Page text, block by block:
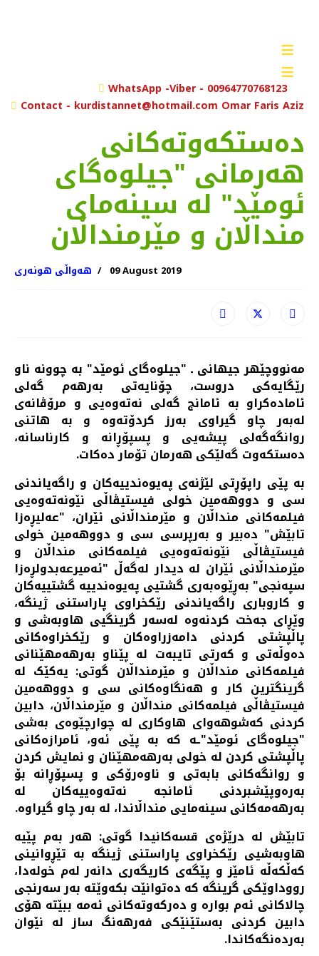
≡
≡
WhatsApp -Viber - 00964770768123
Contact - kurdistannet@hotmail.com Omar Faris Aziz
ده‌ستکه‌وته‌کانی
هه‌رمانی "جیلوه‌گای
ئومێد" له‌ سینه‌مای
منداڵان و مێرمنداڵان
هەواڵی هونەری 09 August 2019
مەنووچێهر جیهانی ـ "جیلوه‌گای ئومێد" به‌ چوونه‌ ناو
رێگایه‌کی دروست، چۆنایه‌تی به‌رهه‌م گه‌لی
ئاماده‌کراو به‌ ئامانج گه‌لی نه‌ته‌وه‌یی و مرۆڤانه‌ی
له‌به‌ر چاو گیراوی به‌رز کردۆته‌وه‌ و به‌ هاتنی
روانگه‌گه‌لی پیشه‌یی و پسپۆڕانه‌ و کارناسانه،
ده‌ستکه‌وت گه‌لێکی هه‌رمان تۆمار ده‌کات. ‌
به‌ پێی راپۆڕتی لێژنه‌ی په‌یوه‌ندییه‌کان و راگه‌یاندنی
سی و دووهه‌مین خولی فیستیڤاڵی نێونه‌ته‌وه‌یی
فیلمه‌کانی منداڵان و مێرمنداڵانی ئێران، "عه‌لیڕه‌زا
تابێش" ده‌بیر و به‌رپرسی سی و دووهەمین خولی
فیستیڤاڵی نێونه‌ته‌وه‌یی فیلمه‌کانی منداڵان و
مێرمنداڵانی ئێران له‌ دیدار له‌گه‌ڵ "ئه‌میرعه‌بدولڕه‌زا
سپه‌نجی" به‌ڕێوه‌به‌ری گشتیی په‌یوه‌ندییه‌ گشتییه‌کان
و کاروباری راگه‌یاندنی رێکخراوی پاراستنی ژینگه‌،
وێڕای جه‌خت کردنه‌وه‌ له‌سه‌ر گرینگیی هاوبه‌شی و
پاڵپشتی کردنی دامه‌زراوه‌کان و رێکخراوه‌کانی‌
ده‌وڵه‌تی و که‌رتی تایبه‌ت له‌ پێناو به‌رهه‌مهێنانی
فیلمه‌کانی منداڵان و مێرمنداڵان گوتی: یه‌کێک له‌
گرینگترین کار و هه‌نگاوه‌کانی سی و دووهەمین
فیستیڤاڵی فیلمه‌کانی منداڵان و مێرمنداڵان، دابین
کردنی که‌شوهه‌وای هاوکاری له‌ چوارچێوه‌ی به‌شی
"جیلوه‌گای ئومێد"ـه که‌ به‌ پێی ئه‌و، ئامرازه‌کانی
پاڵپشتی کردن له‌ خولی به‌رهه‌مهێنان و نمایش کردن
و روانگه‌کانی بابه‌تی و ناوه‌رۆکی و پسپۆڕانه‌ بۆ
به‌ره‌وپێشبردنی ئامانجه‌ نه‌ته‌وه‌ییه‌کان له‌
به‌رهه‌مه‌کانی سینه‌مایی منداڵاندا، له‌ به‌ر چاو گیراوه‌.
تابێش له‌ درێژه‌ی قسه‌کانیدا گوتی: هه‌ر به‌م پێیه‌
هاوبه‌شیی رێکخراوی پاراستنی ژینگه‌ به‌ تێڕوانینی
که‌ڵکه‌ڵه‌ ئامێز و پێگه‌ی کاریگه‌ری دانه‌ر له‌م خوله‌دا،
رووداوێکی گرینگه‌ که‌ ده‌توانێت بکه‌وێته‌ به‌ر سه‌رنجی
چالاکانی ئه‌م بواره‌ و ده‌رکه‌وته‌کانی ئه‌مه‌ ببێته‌ هۆی
دابین کردنی به‌ستێنێکی فه‌رهه‌نگ ساز له‌ نێوان
به‌رده‌نگه‌کاندا.